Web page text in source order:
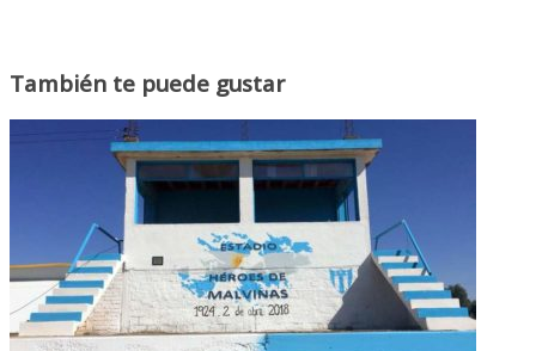
También te puede gustar